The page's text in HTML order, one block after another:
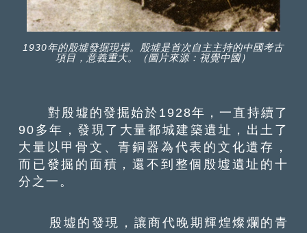
1930年的殷墟發掘現場。殷墟是首次自主主持的中國考古
項目，意義重大。（圖片來源：視覺中國）
對殷墟的發掘始於1928年，一直持續了
90多年，發現了大量都城建築遺址，出土了
大量以甲骨文、青銅器為代表的文化遺存，
而已發掘的面積，還不到整個殷墟遺址的十
分之一。
殷墟的發現，讓商代晚期輝煌燦爛的青